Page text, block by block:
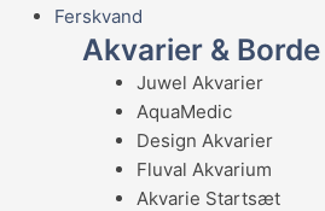
Ferskvand
Akvarier & Borde
Juwel Akvarier
AquaMedic
Design Akvarier
Fluval Akvarium
Akvarie Startsæt